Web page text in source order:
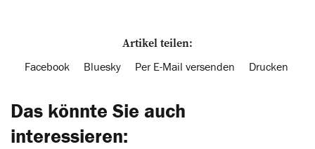
Artikel teilen:
Facebook Bluesky Per E-Mail versenden Drucken
Das könnte Sie auch
interessieren: